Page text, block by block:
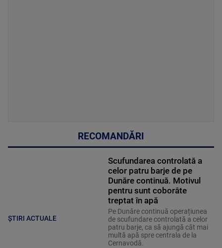
RECOMANDĂRI
ȘTIRI ACTUALE
Scufundarea controlată a
celor patru barje de pe
Dunăre continuă. Motivul
pentru sunt coborâte
treptat în apă
Pe Dunăre continuă operațiunea
de scufundare controlată a celor
patru barje, ca să ajungă cât mai
multă apă spre centrala de la
Cernavodă.